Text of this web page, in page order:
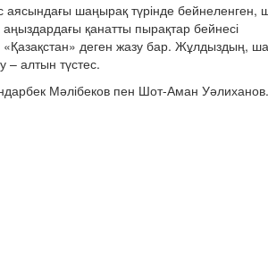
аясындағы шаңырақ түрінде бейнеленген,
қанатты пырақтар бейнесі
«Қазақстан» деген жазу бар. Жұлдыздың,
– алтын түстес.
Мәлібеков пен Шот-Аман Уәлиханов.